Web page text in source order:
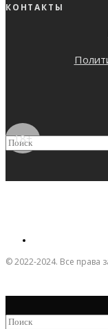
КОНТАКТЫ
18+
© 2022-2024. Все права